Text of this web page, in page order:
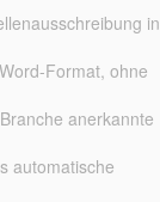
in
Format, ohne
anerkannte
automatische